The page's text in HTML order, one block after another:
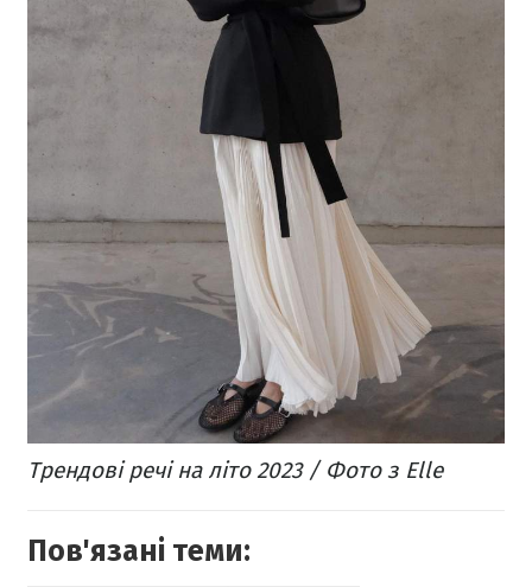
Трендові речі на літо 2023 / Фото з Elle
Пов'язані теми: